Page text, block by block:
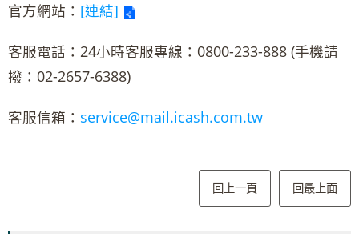
官方網站： [連結]
客服電話：24小時客服專線：0800-233-888 (手機請
撥：02-2657-6388)
客服信箱： service@mail.icash.com.tw
回上一頁 回最上面